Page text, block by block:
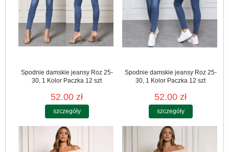
Spodnie damskie jeansy Roz 25-
30, 1 Kolor Paczka 12 szt
52.00 zł
szczegóły
Spodnie damskie jeansy Roz 25-
30, 1 Kolor Paczka 12 szt
52.00 zł
szczegóły